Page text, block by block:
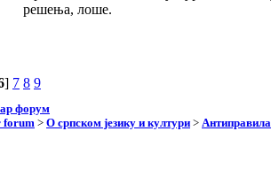
решења, лоше.
] 7 8 9
форум
forum > О српском језику и култури > Антиправила